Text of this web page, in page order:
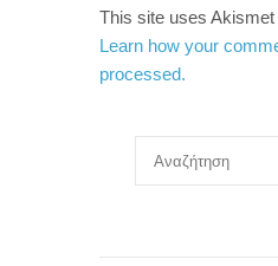
This site uses
Learn how your
processed.